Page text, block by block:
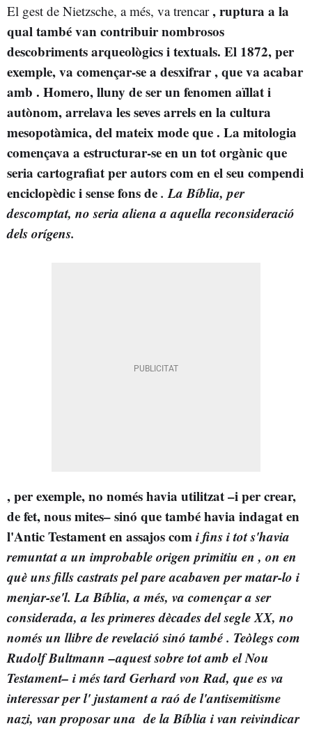
El gest de Nietzsche, a més, va trencar, ruptura a la
qual també van contribuir nombrosos
descobriments arqueològics i textuals. El 1872, per
exemple, va començar-se a desxifrar, que va acabar
amb . Homero, lluny de ser un fenomen aïllat i
autònom, arrelava les seves arrels en la cultura
mesopotàmica, del mateix mode que. La mitologia
començava a estructurar-se en un tot orgànic que
seria cartografiat per autors comen el seu compendi
enciclopèdic i sense fons de. La Bíblia, per
descomptat, no seria aliena a aquella reconsideració
dels orígens.
, per exemple, no només havia utilitzat–i per crear,
de fet, nous mites– sinó que també havia indagat en
l'Antic Testament en assajos comi fins i tot s'havia
remuntat a un improbable origen primitiu en, on en
què uns fills castrats pel pare acabaven per matar-lo i
menjar-se'l. La Bíblia, a més, va començar a ser
considerada, a les primeres dècades del segle XX, no
només un llibre de revelació sinó també. Teòlegs com
Rudolf Bultmann –aquest sobre tot amb el Nou
Testament– i més tard Gerhard von Rad, que es va
interessar per l'justament a raó de l'antisemitisme
nazi, van proposar una de la Bíblia i van reivindicar